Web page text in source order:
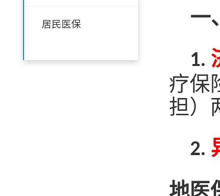
居民医保 一
1.
疗保
担）
2.
地医